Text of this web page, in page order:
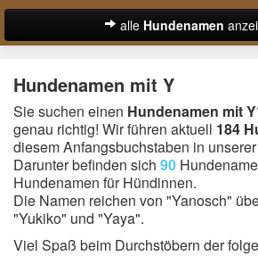
alle Hundenamen
Hundenamen für Rüden
Hundenamen für Hündinnen
Ausgefallene Hundenamen
Beliebteste Hundenamen
Coole Hundenamen
Hundenamen mit Y
Sie suchen einen Hundenamen mit Y
genau richtig! Wir führen aktuell 184
diesem Anfangsbuchstaben in
Darunter befinden sich 90
Hundenamen für Hündinnen.
Die Namen reichen von "Yanosch"
"Yukiko" und "Yaya".
Viel Spaß beim Durchstöbern der